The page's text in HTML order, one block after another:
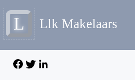
L Llk Makelaars